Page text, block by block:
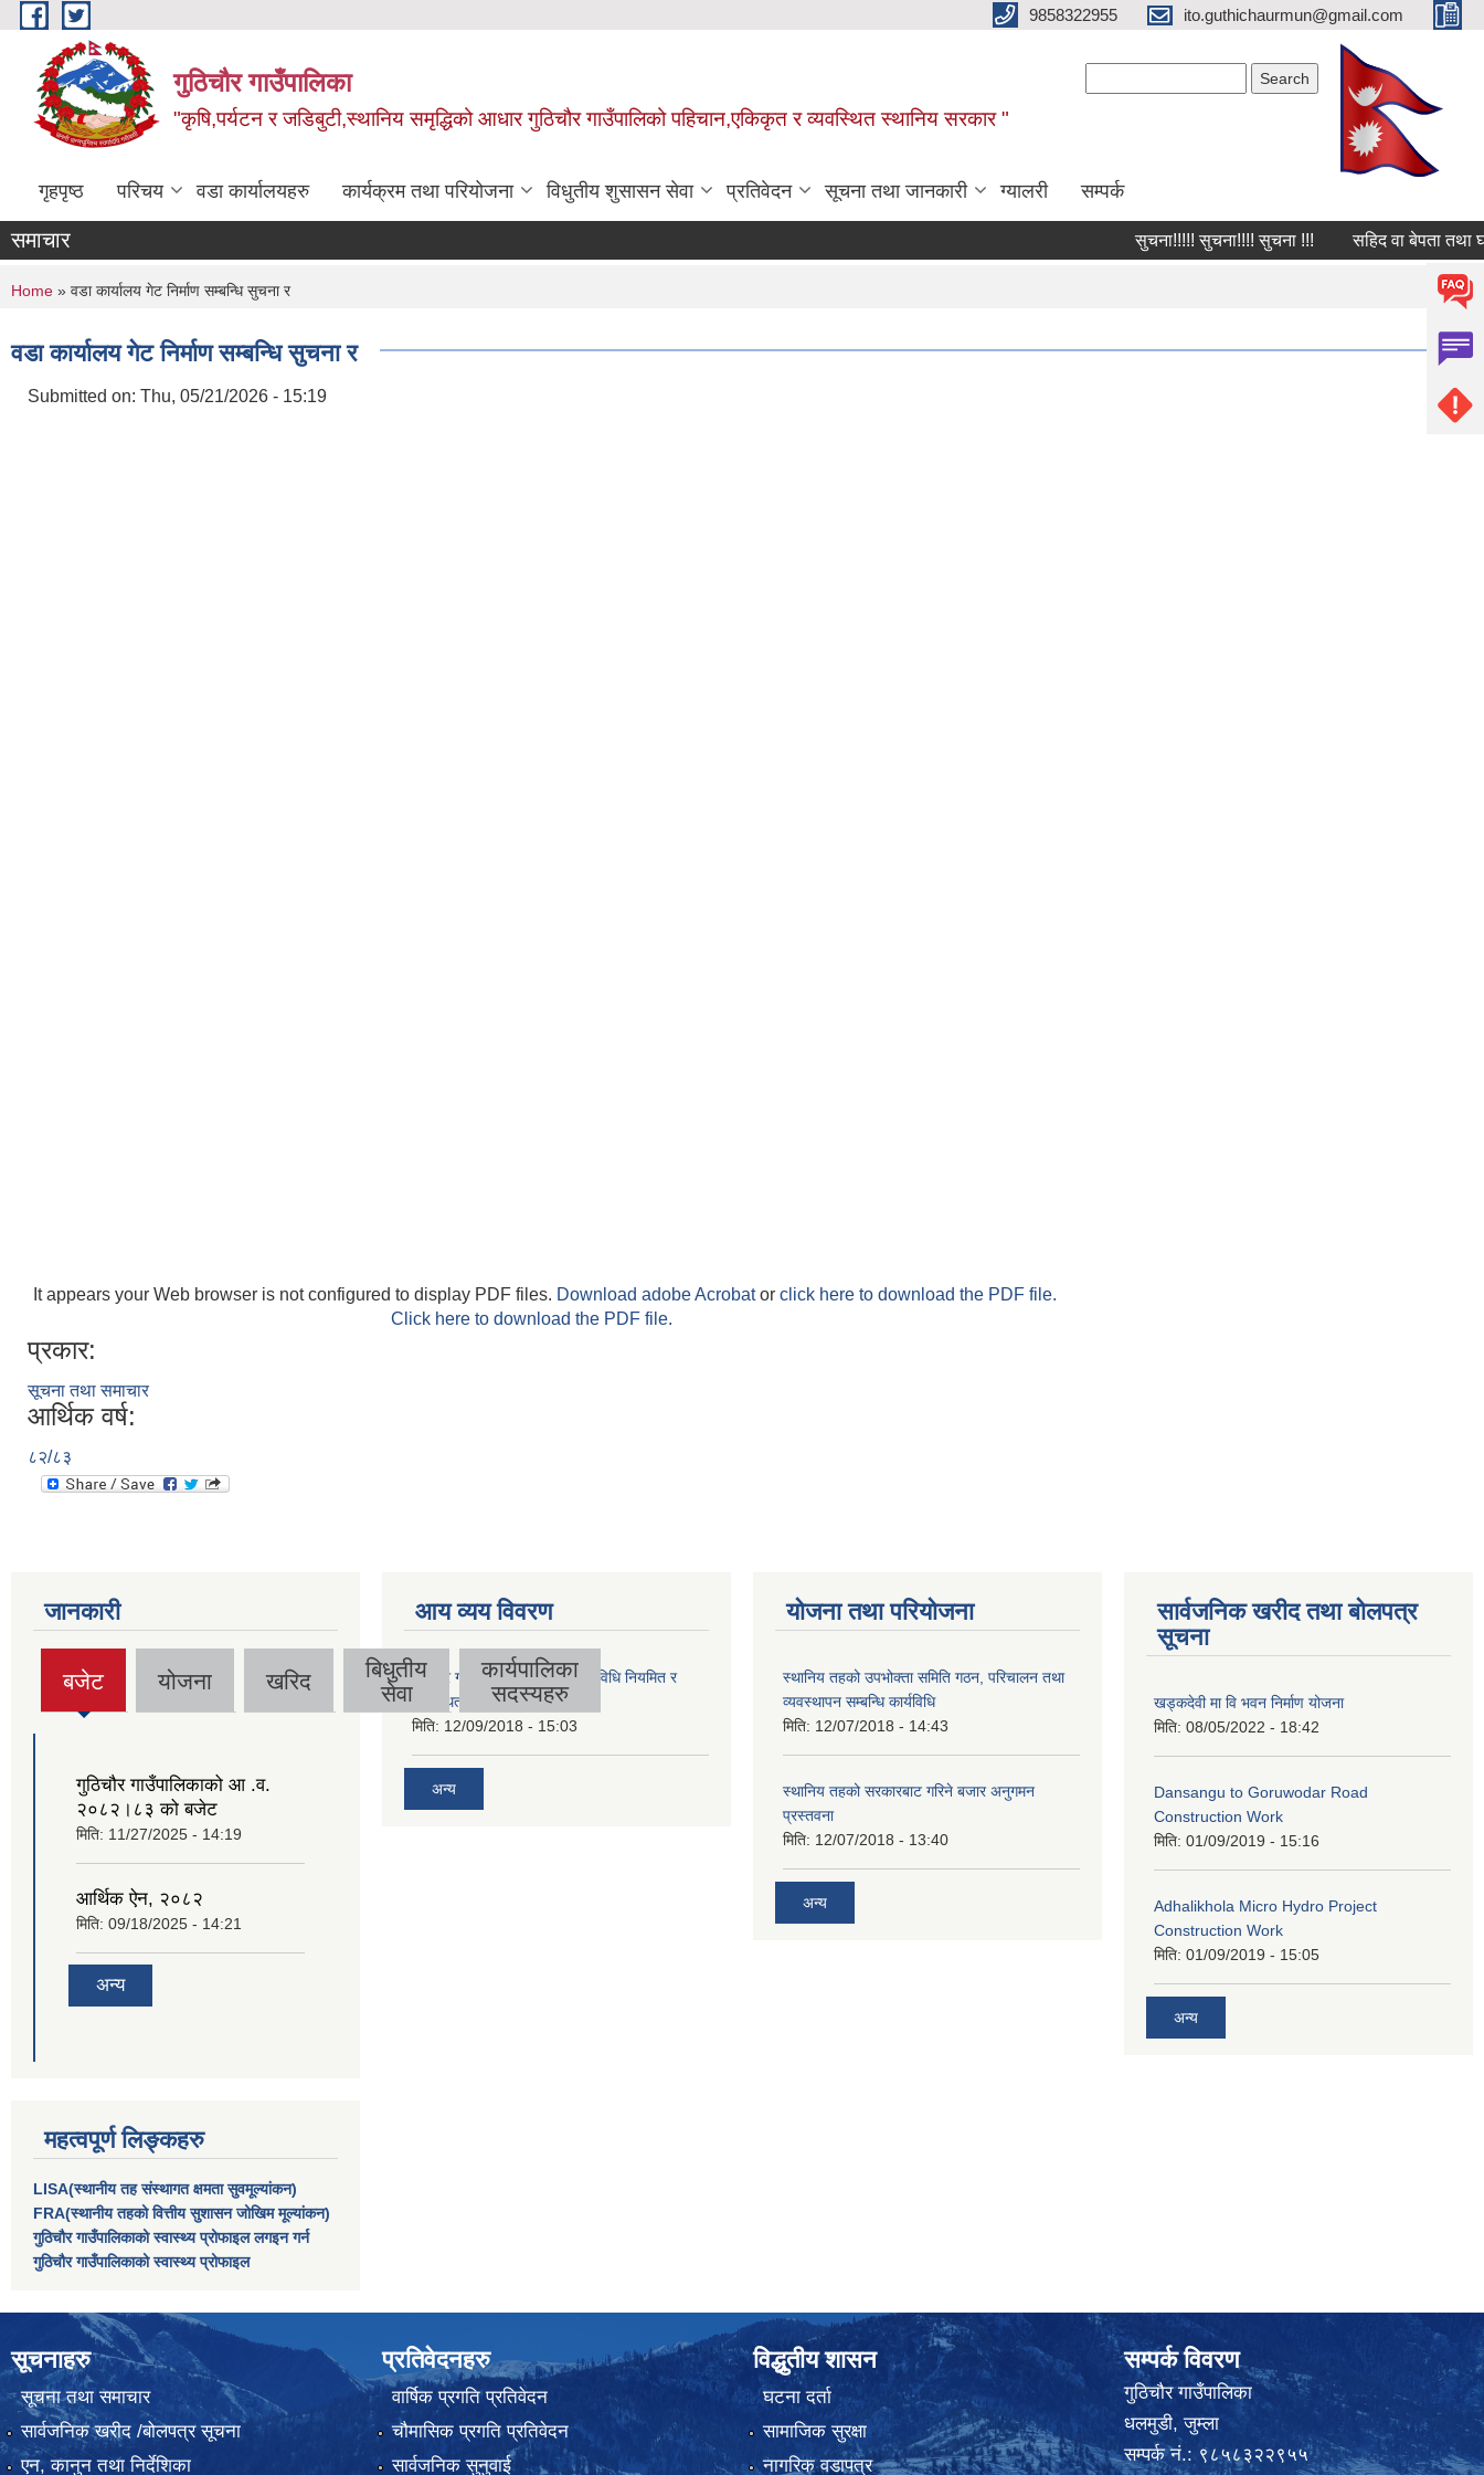
Skip to main content 9858322955 ito.guthichaurmun@gmail.com
गुठिचौर गाउँपालिका
"कृषि,पर्यटन र जडिबुटी,स्थानिय समृद्धिको आधार गुठिचौर गाउँपालिको पहिचान,एकिकृत र व्यवस्थित स्थानिय सरकार "
गृहपृष्ठ परिचय वडा कार्यालयहरु कार्यक्रम तथा परियोजना विधुतीय शुसासन सेवा प्रतिवेदन सूचना तथा जानकारी ग्यालरी सम्पर्क
समाचार सुचना!!!!! सुचना!!!! सुचना !!! सहिद वा बेपता तथा
You are here
Home » वडा कार्यालय गेट निर्माण सम्बन्धि सुचना र
वडा कार्यालय गेट निर्माण सम्बन्धि सुचना र
Submitted on: Thu, 05/21/2026 - 15:19
It appears your Web browser is not configured to display PDF files. Download adobe Acrobator click here to download the PDF file.
Click here to download the PDF file.
प्रकार:
सूचना तथा समाचार
आर्थिक वर्ष:
८२/८३
जानकारी
बजेट
(active
tab)
योजना खरिद
बिधुतीय
सेवा
कार्यपालिका
सदस्यहरु
गुठिचौर गाउँपालिकाको आ .व.
२०८२।८३ को बजेट
मिति: 11/27/2025 - 14:19
आर्थिक ऐन, २०८२
मिति: 09/18/2025 - 14:21
अन्य
आय व्यय विवरण
गुठिचौर गाउँपालिकाको आर्थिक कार्यविधि नियमित र
व्यवस्थित गर्न बनेको ऐन, २०७४
मिति: 12/09/2018 - 15:03
अन्य
योजना तथा परियोजना
स्थानिय तहको उपभोक्ता समिति गठन, परिचालन तथा
व्यवस्थापन सम्बन्धि कार्यविधि
मिति: 12/07/2018 - 14:43
स्थानिय तहको सरकारबाट गरिने बजार अनुगमन
प्रस्तवना
मिति: 12/07/2018 - 13:40
अन्य
सार्वजनिक खरीद तथा बोलपत्र
सूचना
खड्कदेवी मा वि भवन निर्माण योजना
मिति: 08/05/2022 - 18:42
Dansangu to Goruwodar Road
Construction Work
मिति: 01/09/2019 - 15:16
Adhalikhola Micro Hydro Project
Construction Work
मिति: 01/09/2019 - 15:05
अन्य
महत्वपूर्ण लिङ्कहरु
LISA(स्थानीय तह संस्थागत क्षमता सुवमूल्यांकन)
FRA(स्थानीय तहको वित्तीय सुशासन जोखिम मूल्यांकन)
गुठिचौर गाउँपालिकाको स्वास्थ्य प्रोफाइल लगइन गर्न
गुठिचौर गाउँपालिकाको स्वास्थ्य प्रोफाइल
सूचनाहरु
सूचना तथा समाचार
सार्वजनिक खरीद /बोलपत्र सूचना
एन, कानुन तथा निर्देशिका
प्रतिवेदनहरु
वार्षिक प्रगति प्रतिवेदन
चौमासिक प्रगति प्रतिवेदन
सार्वजनिक सुनुवाई
विद्धुतीय शासन
घटना दर्ता
सामाजिक सुरक्षा
नागरिक वडापत्र
सम्पर्क विवरण
गुठिचौर गाउँपालिका
धलमुडी, जुम्ला
सम्पर्क नं.: ९८५८३२२९५५